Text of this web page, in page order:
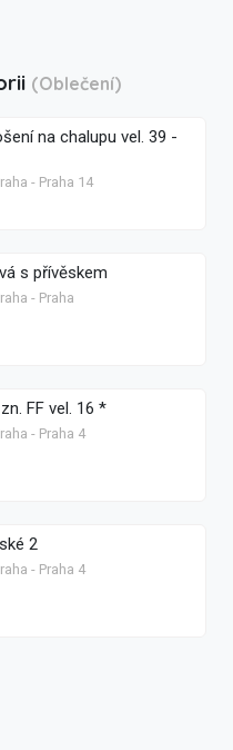
(Oblečení)
na chalupu vel. 39 -
- Praha 14
s přívěskem
- Praha
FF vel. 16 *
- Praha 4
pánské 2
- Praha 4